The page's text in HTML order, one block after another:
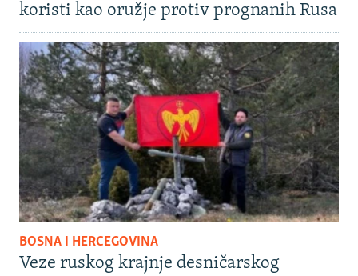
koristi kao oružje protiv prognanih Rusa
BOSNA I HERCEGOVINA
Veze ruskog krajnje desničarskog